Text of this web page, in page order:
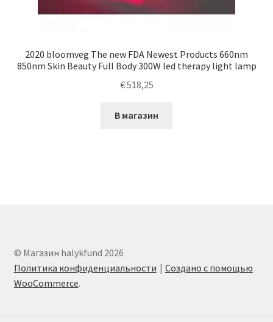
2020 bloomveg The new FDA Newest Products 660nm
850nm Skin Beauty Full Body 300W led therapy light lamp
€518,25
В магазин
© Магазин halykfund 2026
Политика конфиденциальности
Создано с помощью
WooCommerce.